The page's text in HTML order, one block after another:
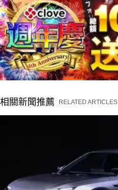
相關新聞推薦 RELATED ARTICLES